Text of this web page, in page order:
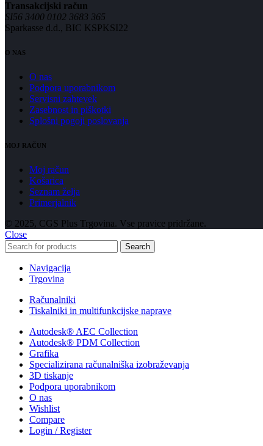
Transakcijski račun
SI56 3400 0102 3683 365
Sparkasse d.d., BIC KSPKSI22
O NAS
O nas
Podpora uporabnikom
Servisni zahtevek
Zasebnost in piškotki
Splošni pogoji poslovanja
MOJ RAČUN
Moj račun
Košarica
Seznam želja
Primerjalnik
© 2025, CGS Plus Trgovina. Vse pravice pridržane.
Close
Search
Navigacija
Trgovina
Računalniki
Tiskalniki in multifunkcijske naprave
Autodesk® AEC Collection
Autodesk® PDM Collection
Grafika
Specializirana računalniška izobraževanja
3D tiskanje
Podpora uporabnikom
O nas
Wishlist
Compare
Login / Register